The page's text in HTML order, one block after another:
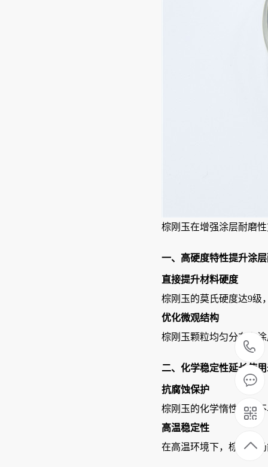
棕刚玉在增强涂层耐磨
一、高硬度特性提升涂
直接提升材料硬度
棕刚玉的莫氏硬度达9级
优化微观结构
棕刚玉颗粒均匀分布在
二、化学稳定性延长使
抗腐蚀保护
棕刚玉的化学惰性使其
高温稳定性
在高温环境下，棕刚玉